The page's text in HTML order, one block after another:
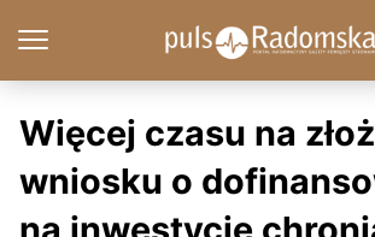
Więcej czasu na
wniosku o